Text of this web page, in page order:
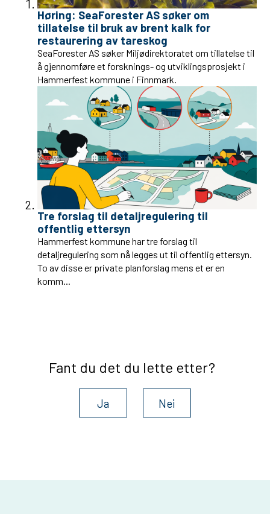
Høring: SeaForester AS søker om
tillatelse til bruk av brent kalk for
restaurering av tareskog
SeaForester AS søker Miljødirektoratet om tillatelse til
å gjennomføre et forsknings- og utviklingsprosjekt i
Hammerfest kommune i Finnmark.
Tre forslag til detaljregulering til
offentlig ettersyn
Hammerfest kommune har tre forslag til
detaljregulering som nå legges ut til offentlig ettersyn.
To av disse er private planforslag mens et er en
komm...
Fant du det du lette etter?
Ja Nei